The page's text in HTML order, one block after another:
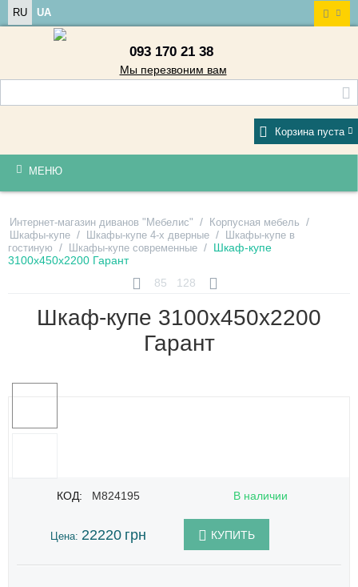
RU UA
093 170 21 38
Мы перезвоним вам
Корзина пуста
МЕНЮ
Интернет-магазин диванов "Мебелис" / Корпусная мебель /
Шкафы-купе / Шкафы-купе 4-х дверные / Шкафы-купе в
гостиную / Шкафы-купе современные / Шкаф-купе
3100х450х2200 Гарант
85
128
Шкаф-купе 3100х450х2200
Гарант
КОД: M824195 В наличии
Цена: 22220 грн КУПИТЬ